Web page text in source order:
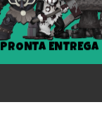
PRONTA ENTREGA